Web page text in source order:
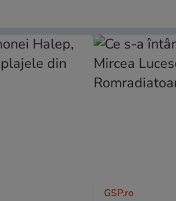
GSP.ro